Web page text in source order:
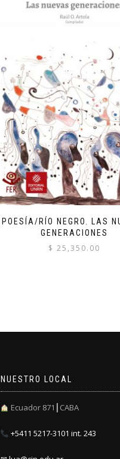
POESÍA/RÍO NEGRO. LAS
GENERACIONES
$ 25,350.00
NUESTRO LOCAL
Ecuador 871┃CABA
+5411 5217-3101 int. 243